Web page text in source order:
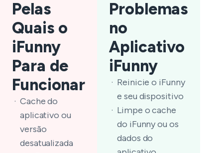
Pelas
Quais o
iFunny
Para de
Funcionar
Cache do
aplicativo ou
versão
desatualizada
Problemas
no
Aplicativo
iFunny
Reinicie o iFunny
e seu dispositivo
Limpe o cache
do iFunny ou os
dados do